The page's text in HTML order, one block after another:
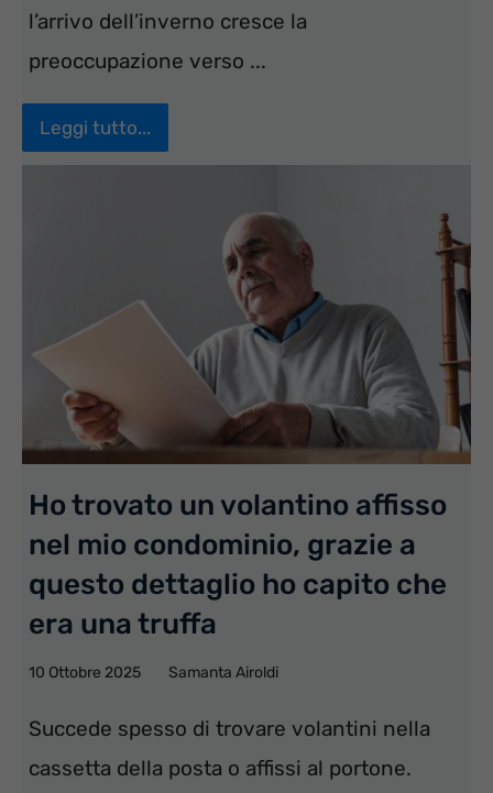
l’arrivo dell’inverno cresce la
preoccupazione verso ...
Leggi tutto...
Ho trovato un volantino affisso
nel mio condominio, grazie a
questo dettaglio ho capito che
era una truffa
10 Ottobre 2025 Samanta Airoldi
Succede spesso di trovare volantini nella
cassetta della posta o affissi al portone.